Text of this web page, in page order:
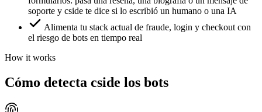
soporte y cside te dice si lo escribió un humano o una IA
Alimenta tu stack actual de fraude, login y checkout con
el riesgo de bots en tiempo real
How it works
Cómo detecta cside los bots